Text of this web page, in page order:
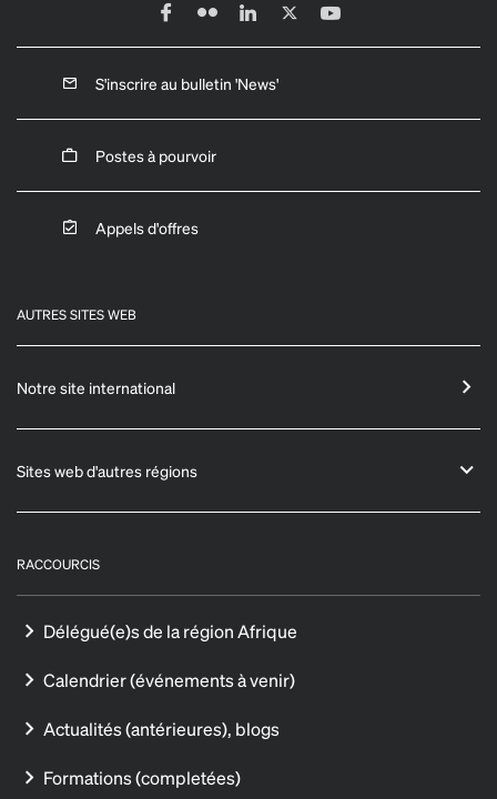
S'inscrire au bulletin 'News'
Postes à pourvoir
Appels d'offres
AUTRES SITES WEB
Notre site international
Sites web d'autres régions
RACCOURCIS
Délégué(e)s de la région Afrique
Calendrier (événements à venir)
Actualités (antérieures), blogs
Formations (completées)